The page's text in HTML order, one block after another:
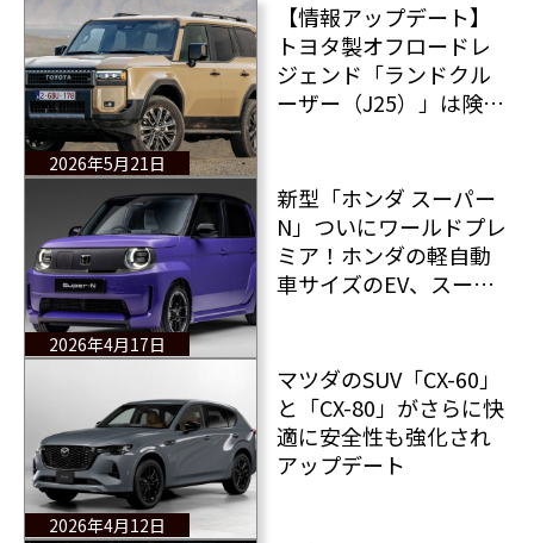
2026年5月21日
【情報アップデート】
トヨタ製オフロードレ
ジェンド「ランドクル
ーザー（J25）」は険し
2026年4月17日
新型「ホンダ スーパー
N」ついにワールドプレ
ミア！ホンダの軽自動
車サイズのEV、スーパ
2026年4月12日
マツダのSUV「CX-60」
と「CX-80」がさらに快
適に安全性も強化され
アップデート